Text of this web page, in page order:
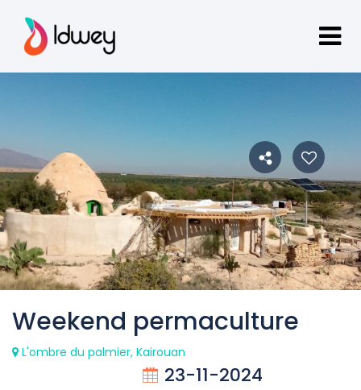
Weekend permaculture
L'ombre du palmier, Kairouan
23-11-2024